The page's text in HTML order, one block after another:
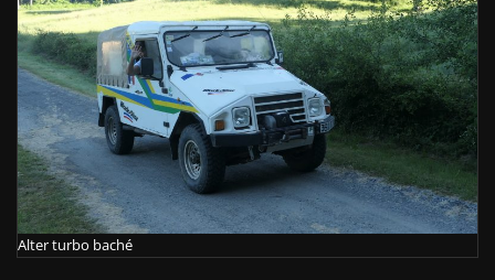
Alter turbo baché